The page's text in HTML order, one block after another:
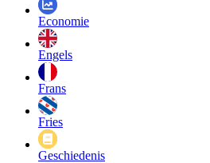
Economie
Engels
Frans
Fries
Geschiedenis